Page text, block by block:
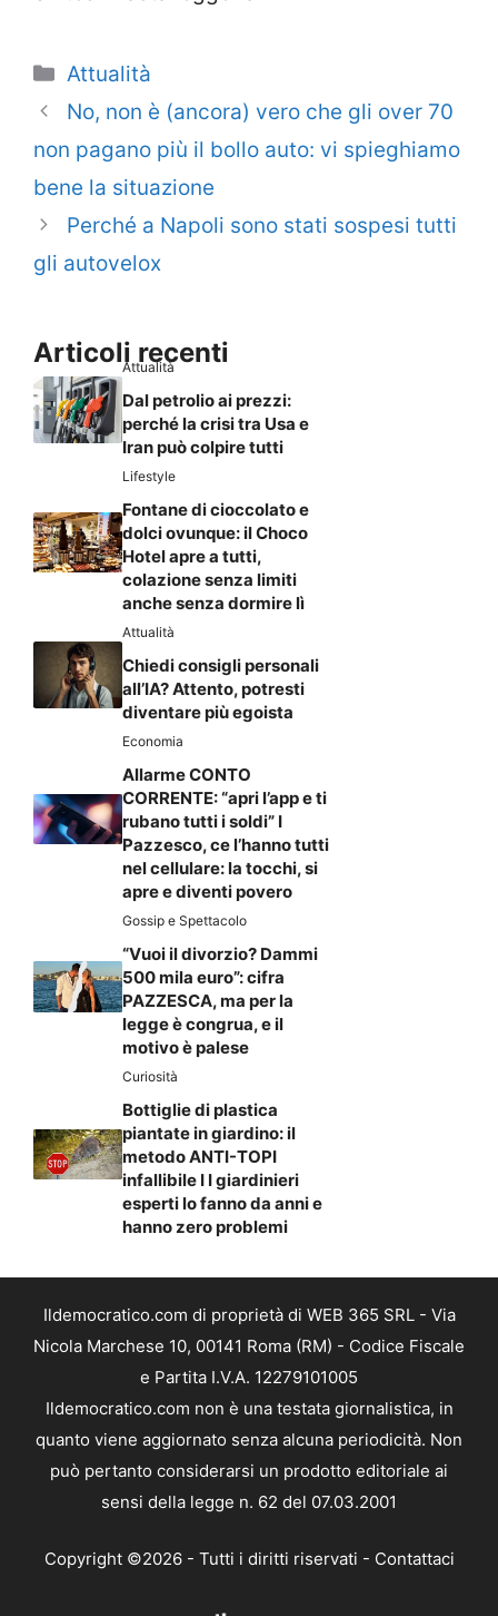
Categorie
Attualità
No, non è (ancora) vero che gli over 70
non pagano più il bollo auto: vi spieghiamo
bene la situazione
Perché a Napoli sono stati sospesi tutti
gli autovelox
Articoli recenti
Attualità
Dal petrolio ai prezzi:
perché la crisi tra Usa e
Iran può colpire tutti
Lifestyle
Fontane di cioccolato e
dolci ovunque: il Choco
Hotel apre a tutti,
colazione senza limiti
anche senza dormire lì
Attualità
Chiedi consigli personali
all’IA? Attento, potresti
diventare più egoista
Economia
Allarme CONTO
CORRENTE: “apri l’app e ti
rubano tutti i soldi” I
Pazzesco, ce l’hanno tutti
nel cellulare: la tocchi, si
apre e diventi povero
Gossip e Spettacolo
“Vuoi il divorzio? Dammi
500 mila euro”: cifra
PAZZESCA, ma per la
legge è congrua, e il
motivo è palese
Curiosità
Bottiglie di plastica
piantate in giardino: il
metodo ANTI-TOPI
infallibile I I giardinieri
esperti lo fanno da anni e
hanno zero problemi
Ildemocratico.com di proprietà di WEB 365 SRL - Via
Nicola Marchese 10, 00141 Roma (RM) - Codice Fiscale
e Partita I.V.A. 12279101005
Ildemocratico.com non è una testata giornalistica, in
quanto viene aggiornato senza alcuna periodicità. Non
può pertanto considerarsi un prodotto editoriale ai
sensi della legge n. 62 del 07.03.2001
Copyright ©2026 - Tutti i diritti riservati - Contattaci